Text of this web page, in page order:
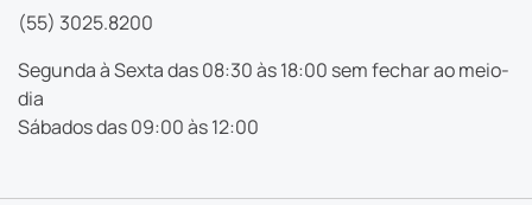
(55) 3025.8200
Segunda à Sexta das 08:30 às 18:00 sem fechar ao meio-
dia
Sábados das 09:00 às 12:00